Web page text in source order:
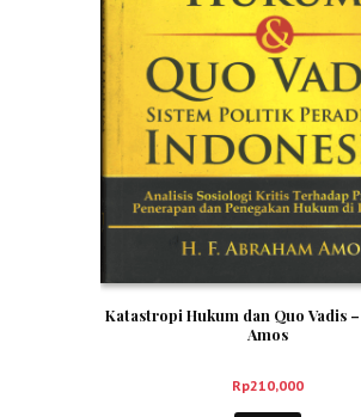
Katastropi Hukum dan Quo Vadis
Amos
Rp210,000